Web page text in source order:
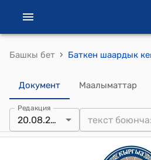
Башкы бет ›
Документ Маалыматтар
Редакция
20.08.2013